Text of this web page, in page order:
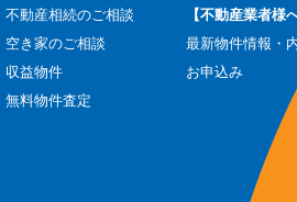
不動産相続のご相談
空き家のご相談
収益物件
無料物件査定
【不動産業者様へ
最新物件情報・
お申込み